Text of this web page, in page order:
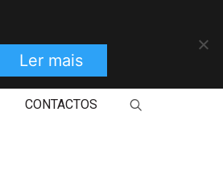
CONTACTOS
Ler mais